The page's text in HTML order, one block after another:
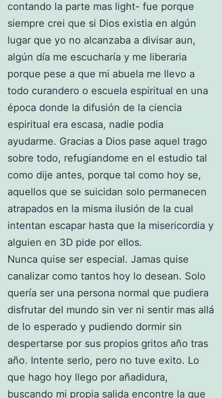
contando la parte mas light- fue porque
siempre crei que si Dios existia en algún
lugar que yo no alcanzaba a divisar aun,
algún día me escucharía y me liberaria
porque pese a que mi abuela me llevo a
todo curandero o escuela espiritual en una
época donde la difusión de la ciencia
espiritual era escasa, nadie podia
ayudarme. Gracias a Dios pase aquel trago
sobre todo, refugiandome en el estudio tal
como dije antes, porque tal como hoy se,
aquellos que se suicidan solo permanecen
atrapados en la misma ilusión de la cual
intentan escapar hasta que la misericordia y
alguien en 3D pide por ellos.
Nunca quise ser especial. Jamas quise
canalizar como tantos hoy lo desean. Solo
quería ser una persona normal que pudiera
disfrutar del mundo sin ver ni sentir mas allá
de lo esperado y pudiendo dormir sin
despertarse por sus propios gritos año tras
año. Intente serlo, pero no tuve exito. Lo
que hago hoy llego por añadidura,
buscando mi propia salida encontre la que